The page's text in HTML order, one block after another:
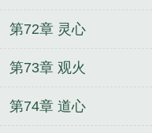
第72章 灵心
第73章 观火
第74章 道心